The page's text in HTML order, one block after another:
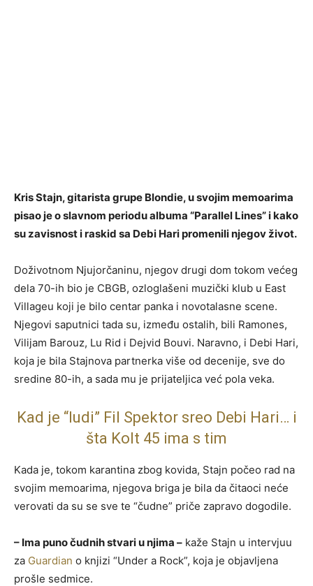
Kris Stajn, gitarista grupe Blondie, u svojim memoarima
pisao je o slavnom periodu albuma “Parallel Lines” i kako
su zavisnost i raskid sa Debi Hari promenili njegov život.
Doživotnom Njujorčaninu, njegov drugi dom tokom većeg
dela 70-ih bio je CBGB, ozloglašeni muzički klub u East
Villageu koji je bilo centar panka i novotalasne scene.
Njegovi saputnici tada su, između ostalih, bili Ramones,
Vilijam Barouz, Lu Rid i Dejvid Bouvi. Naravno, i Debi Hari,
koja je bila Stajnova partnerka više od decenije, sve do
sredine 80-ih, a sada mu je prijateljica već pola veka.
Kad je “ludi” Fil Spektor sreo Debi Hari… i
šta Kolt 45 ima s tim
Kada je, tokom karantina zbog kovida, Stajn počeo rad na
svojim memoarima, njegova briga je bila da čitaoci neće
verovati da su se sve te “čudne” priče zapravo dogodile.
– Ima puno čudnih stvari u njima – kaže Stajn u intervjuu
za Guardian o knjizi “Under a Rock”, koja je objavljena
prošle sedmice.